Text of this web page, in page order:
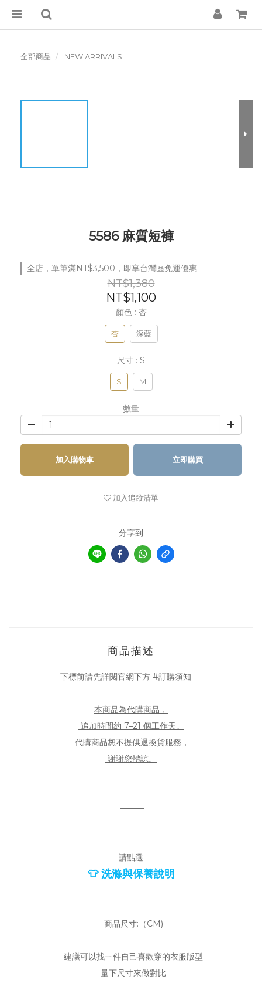
全部商品 NEW ARRIVALS
5586 麻質短褲
全店，單筆滿NT$3,500，即享台灣區免運優惠
NT$1,380
NT$1,100
顏色 : 杏
杏 深藍
尺寸 : S
S M
數量
加入購物車 立即購買
加入追蹤清單
分享到
商品描述
下標前請先詳閱官網下方 #訂購須知 —
本商品為代購商品，
追加時間約 7–21 個工作天。
代購商品恕不提供退換貨服務，
謝謝您體諒。
———
請點選
👕 洗滌與保養說明
商品尺寸:（CM)
建議可以找ㄧ件自己喜歡穿的衣服版型
量下尺寸來做對比